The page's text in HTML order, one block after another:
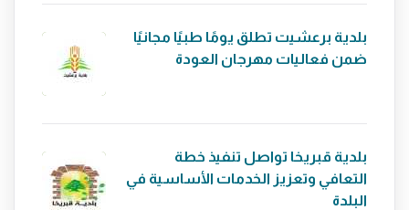
بلدية برعشيت تطلق يومًا طبيًا مجانيًا
ضمن فعاليات مهرجان العودة
بلدية قبريخا تواصل تنفيذ خطة
التعافي وتعزيز الخدمات الأساسية في
البلدة